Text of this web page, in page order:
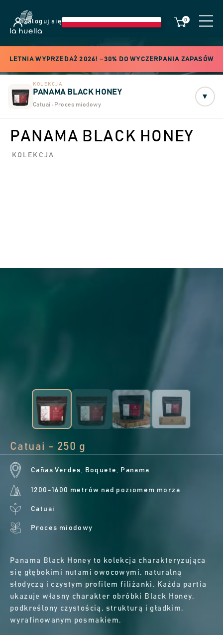
Zaloguj się 0
LETNIA WYPRZEDAŻ 2026! −30% DO WYCZERPANIA ZAPASÓW
KOLEKCJA
PANAMA BLACK HONEY
Catuai · Proces miodowy
▾
PANAMA BLACK HONEY
KOLEKCJA
Catuai - 250 g
Cañas Verdes, Boquete, Panama
1200-1600 metrów nad poziomem morza
Catuai
Proces miodowy
Panama Black Honey to kolekcja charakteryzująca
się głębokimi nutami owocowymi, naturalną
słodyczą i czystym profilem filiżanki. Każda partia
ukazuje własny charakter obróbki Black Honey,
podkreślony czystością, strukturą i gładkim,
wyrafinowanym posmakiem.